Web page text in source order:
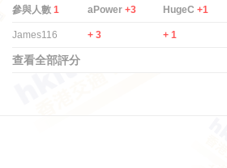
參與人數 1 aPower +3 HugeC +1
James116 + 3 + 1
查看全部評分